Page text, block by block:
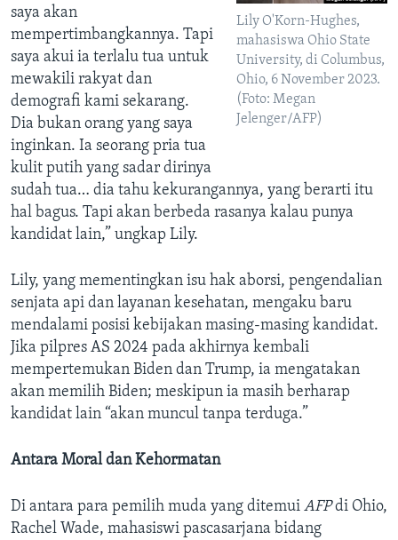
Lily O'Korn-Hughes,
mahasiswa Ohio State
University, di Columbus,
Ohio, 6 November 2023.
(Foto: Megan
Jelenger/AFP)
saya akan
mempertimbangkannya. Tapi
saya akui ia terlalu tua untuk
mewakili rakyat dan
demografi kami sekarang.
Dia bukan orang yang saya
inginkan. Ia seorang pria tua
kulit putih yang sadar dirinya
sudah tua… dia tahu kekurangannya, yang berarti itu
hal bagus. Tapi akan berbeda rasanya kalau punya
kandidat lain,” ungkap Lily.
Lily, yang mementingkan isu hak aborsi, pengendalian
senjata api dan layanan kesehatan, mengaku baru
mendalami posisi kebijakan masing-masing kandidat.
Jika pilpres AS 2024 pada akhirnya kembali
mempertemukan Biden dan Trump, ia mengatakan
akan memilih Biden; meskipun ia masih berharap
kandidat lain “akan muncul tanpa terduga.”
Antara Moral dan Kehormatan
Di antara para pemilih muda yang ditemui AFPdi Ohio,
Rachel Wade, mahasiswi pascasarjana bidang